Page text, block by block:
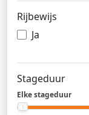
Rijbewijs
Ja
Stageduur
Elke stageduur